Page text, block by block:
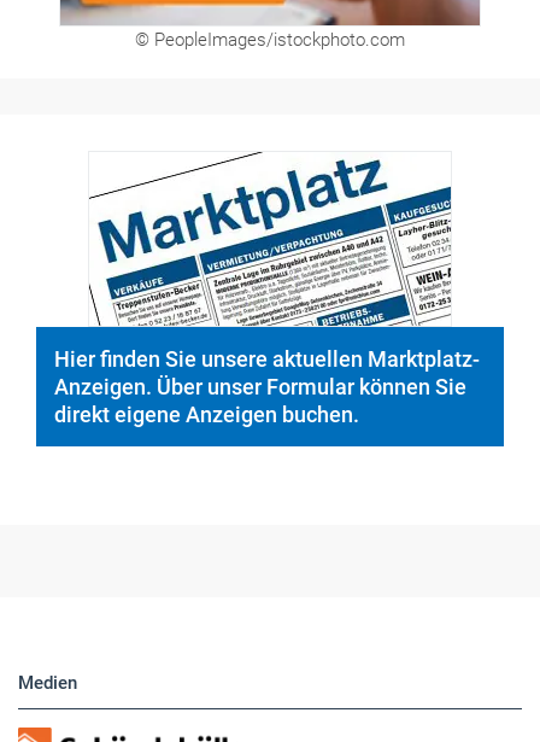
© PeopleImages/istockphoto.com
Hier finden Sie unsere aktuellen Marktplatz-
Anzeigen. Über unser Formular können Sie
direkt eigene Anzeigen buchen.
Medien